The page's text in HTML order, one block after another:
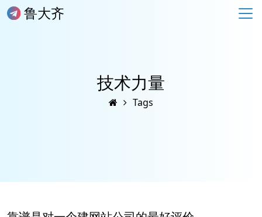
鲁大齐
技术力量
Tags